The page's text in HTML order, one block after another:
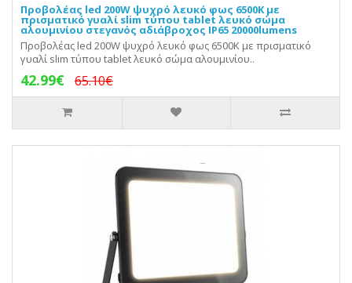
Προβολέας led 200W ψυχρό λευκό φως 6500Κ με
πρισματικό γυαλί slim τύπου tablet λευκό σώμα
αλουμινίου στεγανός αδιάβροχος IP65 20000lumens
Προβολέας led 200W ψυχρό λευκό φως 6500Κ με πρισματικό
γυαλί slim τύπου tablet λευκό σώμα αλουμινίου..
42.99€ 65.10€